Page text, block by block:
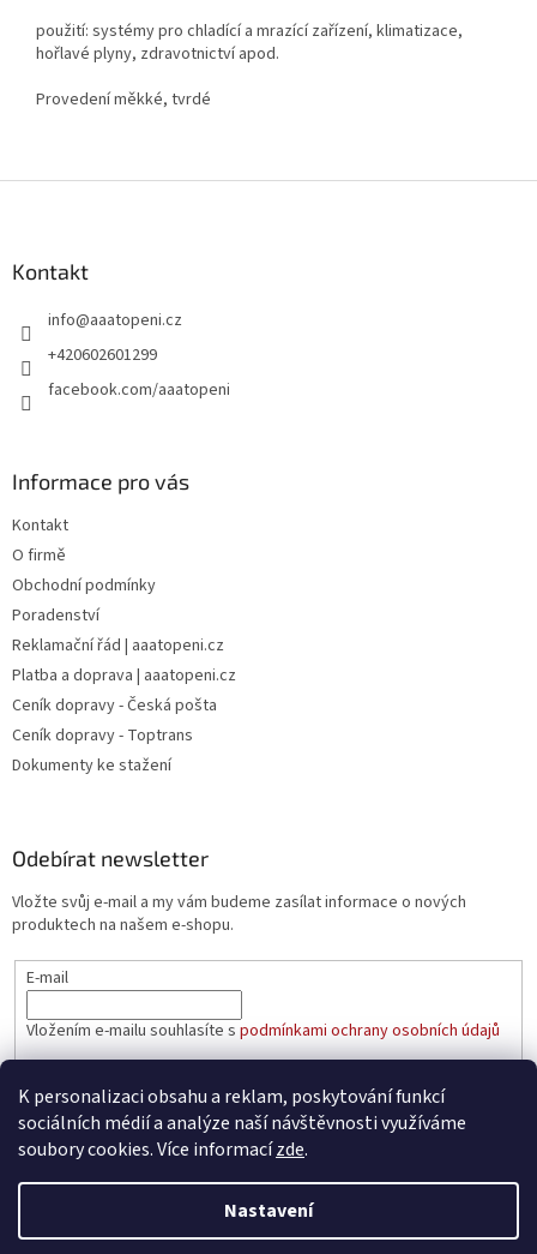
K personalizaci obsahu a reklam, poskytování funkcí
sociálních médií a analýze naší návštěvnosti využíváme
soubory cookies. Více informacízde.
Nastavení
použití: systémy pro chladící a mrazící zařízení, klimatizace,
hořlavé plyny, zdravotnictví apod.
Provedení měkké, tvrdé
Kontakt
info@aaatopeni.cz
+420602601299
facebook.com/aaatopeni
Informace pro vás
Kontakt
O firmě
Obchodní podmínky
Poradenství
Reklamační řád | aaatopeni.cz
Platba a doprava | aaatopeni.cz
Ceník dopravy - Česká pošta
Ceník dopravy - Toptrans
Dokumenty ke stažení
Odebírat newsletter
Vložte svůj e-mail a my vám budeme zasílat informace o nových
produktech na našem e-shopu.
E-mail
Vložením e-mailu souhlasíte s podmínkami ochrany osobních údajů
PŘIHLÁSIT SE